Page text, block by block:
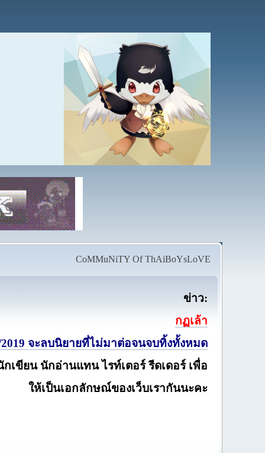
CoMMuNiTY Of ThAiBoYsLoVE
ข่าว:
กฏเล้า
2019 จะลบนิยายที่ไม่มาต่อจนจบทิ้งทั้งหมด
กเขียน นักอ่านแทน ไรท์เตอร์ รีดเดอร์ เพื่อ
ให้เป็นเอกลักษณ์ของเว็บเรากันนะคะ